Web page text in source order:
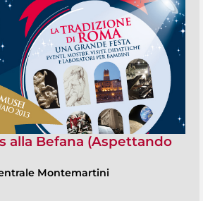
alla Befana (Aspettando
Montemartini